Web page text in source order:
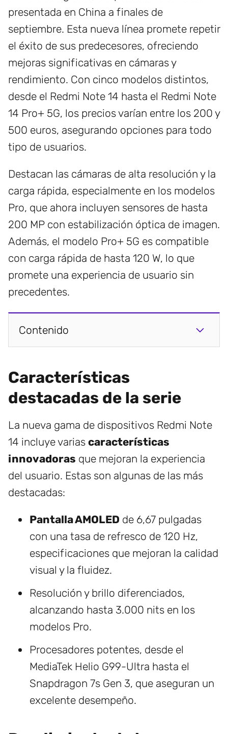
presentada en China a finales de
septiembre. Esta nueva línea promete repetir
el éxito de sus predecesores, ofreciendo
mejoras significativas en cámaras y
rendimiento. Con cinco modelos distintos,
desde el Redmi Note 14 hasta el Redmi Note
14 Pro+ 5G, los precios varían entre los 200 y
500 euros, asegurando opciones para todo
tipo de usuarios.
Destacan las cámaras de alta resolución y la
carga rápida, especialmente en los modelos
Pro, que ahora incluyen sensores de hasta
200 MP con estabilización óptica de imagen.
Además, el modelo Pro+ 5G es compatible
con carga rápida de hasta 120 W, lo que
promete una experiencia de usuario sin
precedentes.
Contenido
Características
destacadas de la serie
La nueva gama de dispositivos Redmi Note
14 incluye varias características
innovadoras que mejoran la experiencia
del usuario. Estas son algunas de las más
destacadas:
Pantalla AMOLED de 6,67 pulgadas
con una tasa de refresco de 120 Hz,
especificaciones que mejoran la calidad
visual y la fluidez.
Resolución y brillo diferenciados,
alcanzando hasta 3.000 nits en los
modelos Pro.
Procesadores potentes, desde el
MediaTek Helio G99-Ultra hasta el
Snapdragon 7s Gen 3, que aseguran un
excelente desempeño.